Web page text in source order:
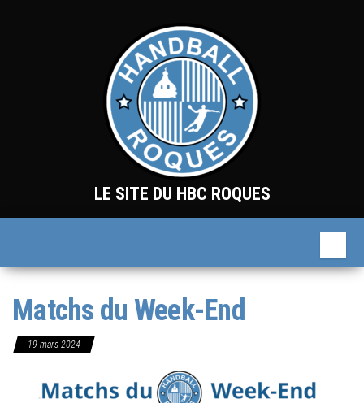
LE SITE DU HBC ROQUES
Matchs du Week-End
19 mars 2024